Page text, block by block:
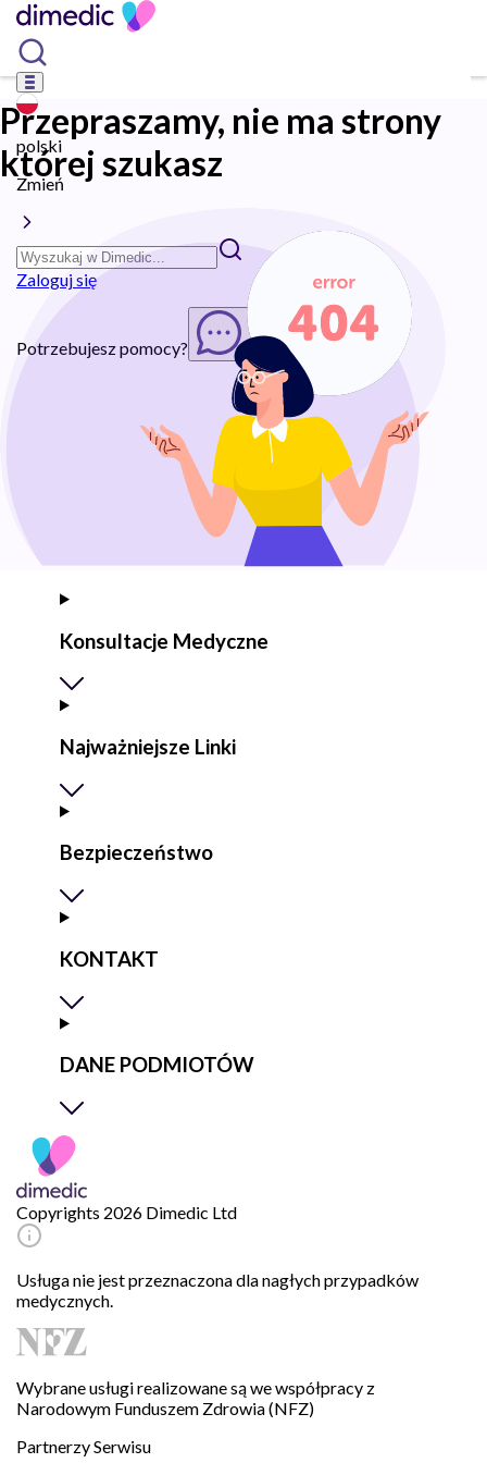
polski
Zmień
Zaloguj się
Potrzebujesz pomocy? Rozpocznij chat
Przepraszamy, nie ma strony
której szukasz
Konsultacje Medyczne
Najważniejsze Linki
Bezpieczeństwo
KONTAKT
DANE PODMIOTÓW
Copyrights 2026 Dimedic Ltd
Usługa nie jest przeznaczona dla nagłych przypadków
medycznych.
Wybrane usługi realizowane są we współpracy z
Narodowym Funduszem Zdrowia (NFZ)
Partnerzy Serwisu